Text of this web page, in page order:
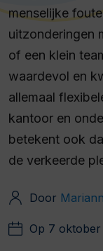
menselijke
uitzonderingen
of een klein
waardevol en
allemaal
kantoor en
betekent ook
de verkeerde
Door
Op 7 oktober